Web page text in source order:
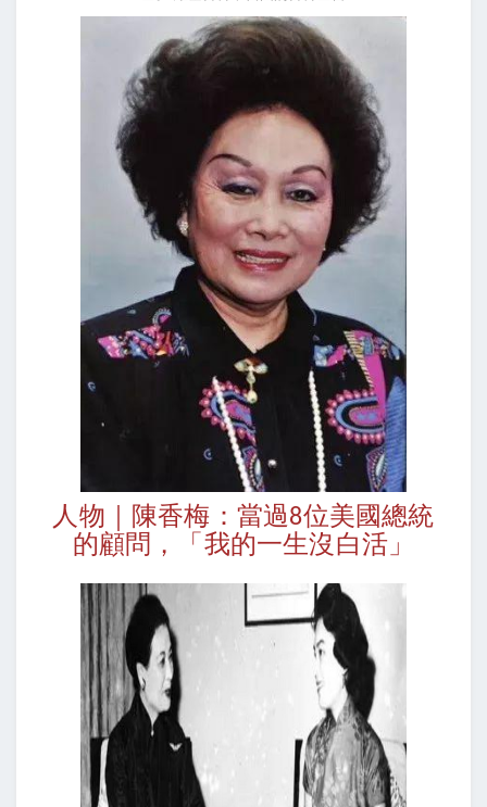
人物｜陳香梅：當過8位美國總統
的顧問，「我的一生沒白活」